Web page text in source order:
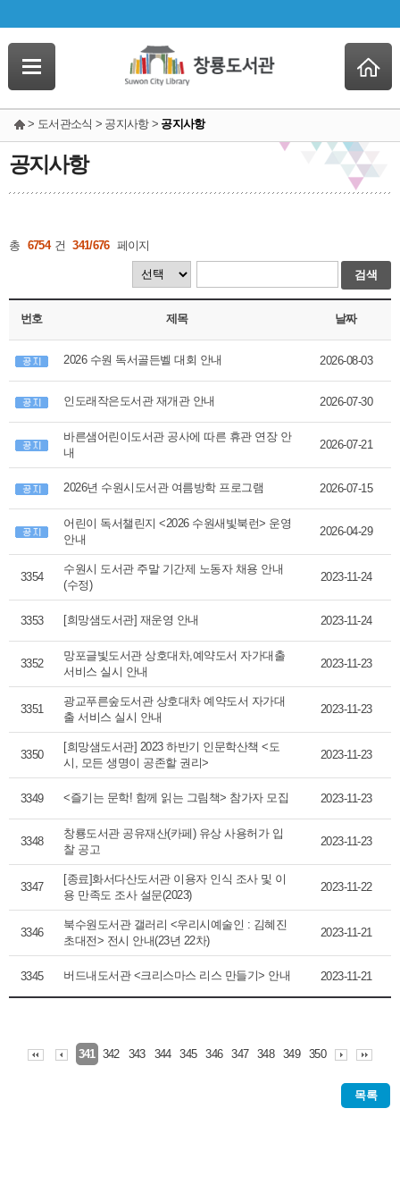
> 도서관소식 > 공지사항 > 공지사항
공지사항
총 6754 건 341/676 페이지
검색
번호 제목 날짜
2026 수원 독서골든벨 대회 안내 2026-08-03
인도래작은도서관 재개관 안내 2026-07-30
바른샘어린이도서관 공사에 따른 휴관 연장 안
내
2026-07-21
2026년 수원시도서관 여름방학 프로그램 2026-07-15
어린이 독서챌린지 <2026 수원새빛북런> 운영
안내
2026-04-29
3354
수원시 도서관 주말 기간제 노동자 채용 안내
(수정)
2023-11-24
3353 [희망샘도서관] 재운영 안내 2023-11-24
3352
망포글빛도서관 상호대차,예약도서 자가대출
서비스 실시 안내
2023-11-23
3351
광교푸른숲도서관 상호대차 예약도서 자가대
출 서비스 실시 안내
2023-11-23
3350
[희망샘도서관] 2023 하반기 인문학산책 <도
시, 모든 생명이 공존할 권리>
2023-11-23
3349 <즐기는 문학! 함께 읽는 그림책> 참가자 모집 2023-11-23
3348
창룡도서관 공유재산(카페) 유상 사용허가 입
찰 공고
2023-11-23
3347
[종료]화서다산도서관 이용자 인식 조사 및 이
용 만족도 조사 설문(2023)
2023-11-22
3346
북수원도서관 갤러리 <우리시예술인 : 김혜진
초대전> 전시 안내(23년 22차)
2023-11-21
3345 버드내도서관 <크리스마스 리스 만들기> 안내 2023-11-21
341 342 343 344 345 346 347 348 349 350
목록